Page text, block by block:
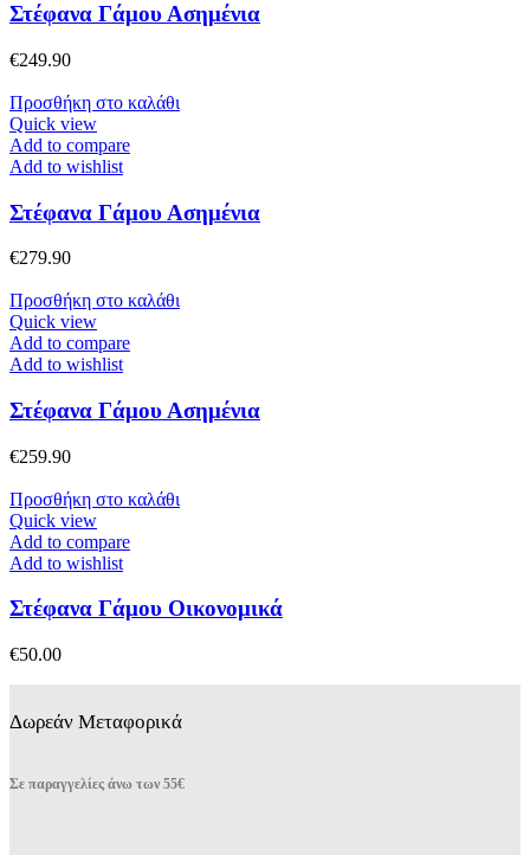
Στέφανα Γάμου Ασημένια
€249.90
Προσθήκη στο καλάθι
Quick view
Add to compare
Add to wishlist
Στέφανα Γάμου Ασημένια
€279.90
Προσθήκη στο καλάθι
Quick view
Add to compare
Add to wishlist
Στέφανα Γάμου Ασημένια
€259.90
Προσθήκη στο καλάθι
Quick view
Add to compare
Add to wishlist
Στέφανα Γάμου Οικονομικά
€50.00
Δωρεάν Μεταφορικά
Σε παραγγελίες άνω των 55€